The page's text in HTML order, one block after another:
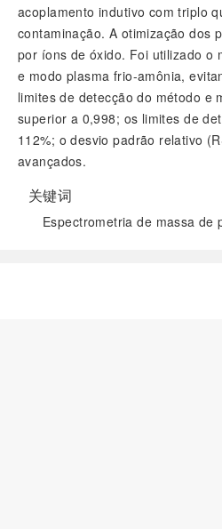
acoplamento indutivo com triplo
contaminação. A otimização dos
por íons de óxido. Foi utilizado o
e modo plasma frio-amônia,
limites de detecção do método e
superior a 0,998; os limites de
112%; o desvio padrão relativo
avançados.
关键词
Espectrometria de massa de